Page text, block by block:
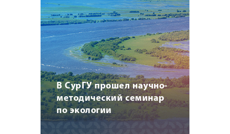
В СурГУ прошел научно-
методический семинар
по экологии